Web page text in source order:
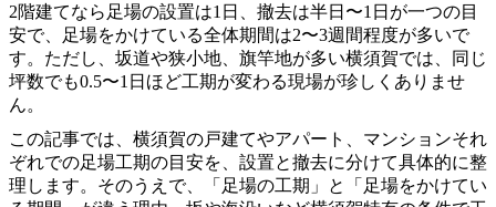
2階建てなら足場の設置は1日、撤去は半日〜1日が一つの目
安で、足場をかけている全体期間は2〜3週間程度が多いで
す。ただし、坂道や狭小地、旗竿地が多い横須賀では、同じ
坪数でも0.5〜1日ほど工期が変わる現場が珍しくありませ
ん。
この記事では、横須賀の戸建てやアパート、マンションそれ
ぞれでの足場工期の目安を、設置と撤去に分けて具体的に整
理します。そのうえで、「足場の工期」と「足場をかけてい